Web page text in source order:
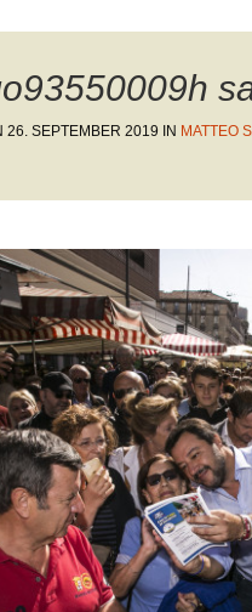
26. SEPTEMBER 2019 IN MATTEO